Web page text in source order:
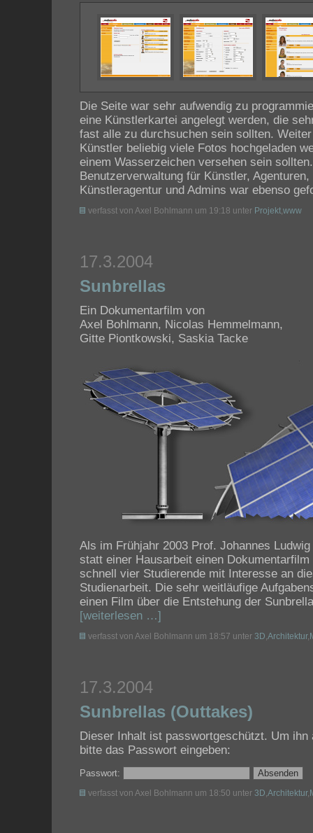
Die Seite war sehr aufwendig zu
eine Künstlerkartei angelegt werden, die
fast alle zu durchsuchen sein sollten.
Künstler beliebig viele Fotos hochgeladen
einem Wasserzeichen versehen sein
Benutzerverwaltung für Künstler,
Künstleragentur und Admins war ebenso
verfasst von Axel Bohlmann um 19:18 unter Projekt www
17.3.2004
Sunbrellas
Ein Dokumentarfilm von
Axel Bohlmann, Nicolas Hemmelmann,
Gitte Piontkowski, Saskia Tacke
Als im Frühjahr 2003 Prof. Johannes
statt einer Hausarbeit einen
schnell vier Studierende mit Interesse an
Studienarbeit. Die sehr weitläufige
einen Film über die Entstehung der
[weiterlesen …]
verfasst von Axel Bohlmann um 18:57 unter 3D Architektur,
17.3.2004
Sunbrellas (Outtakes)
Dieser Inhalt ist passwortgeschützt. Um ihn
bitte das Passwort eingeben:
Passwort:
verfasst von Axel Bohlmann um 18:50 unter 3D Architektur,